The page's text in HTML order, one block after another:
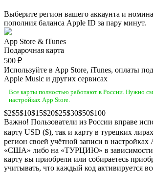
Выберите регион вашего аккаунта и
пополния баланса Apple ID за пару минут.
App Store & iTunes
Подарочная карта
500 ₽
Используйте в App Store, iTunes, оплаты
Apple Music и других сервисах
Все карты полностью работают в России. Нужно
настройках App Store.
2 5 10 15 20 25 30 50 100
Важно! Пользователи из России вправе
карту USD ($), так и карту в турецких
регион своей учётной записи в настройках
«США» либо на «ТУРЦИЮ» в зависимости
карту вы приобрели или собираетесь
учитывать, что каждый код активируется